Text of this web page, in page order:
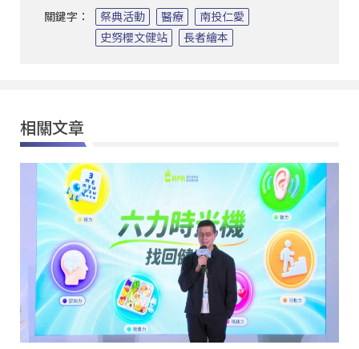
關鍵字： 祭典活動 醫療
南投仁愛
史努櫻文健站
長者繪本
相關文章